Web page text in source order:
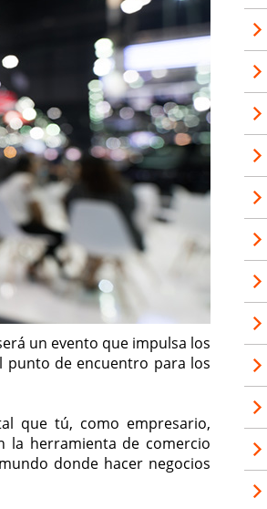
un evento que impulsa los
punto de encuentro para los
que tú, como empresario,
la herramienta de comercio
donde hacer negocios